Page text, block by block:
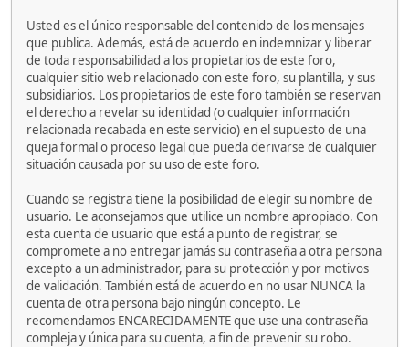
Usted es el único responsable del contenido de los mensajes
que publica. Además, está de acuerdo en indemnizar y liberar
de toda responsabilidad a los propietarios de este foro,
cualquier sitio web relacionado con este foro, su plantilla, y sus
subsidiarios. Los propietarios de este foro también se reservan
el derecho a revelar su identidad (o cualquier información
relacionada recabada en este servicio) en el supuesto de una
queja formal o proceso legal que pueda derivarse de cualquier
situación causada por su uso de este foro.
Cuando se registra tiene la posibilidad de elegir su nombre de
usuario. Le aconsejamos que utilice un nombre apropiado. Con
esta cuenta de usuario que está a punto de registrar, se
compromete a no entregar jamás su contraseña a otra persona
excepto a un administrador, para su protección y por motivos
de validación. También está de acuerdo en no usar NUNCA la
cuenta de otra persona bajo ningún concepto. Le
recomendamos ENCARECIDAMENTE que use una contraseña
compleja y única para su cuenta, a fin de prevenir su robo.